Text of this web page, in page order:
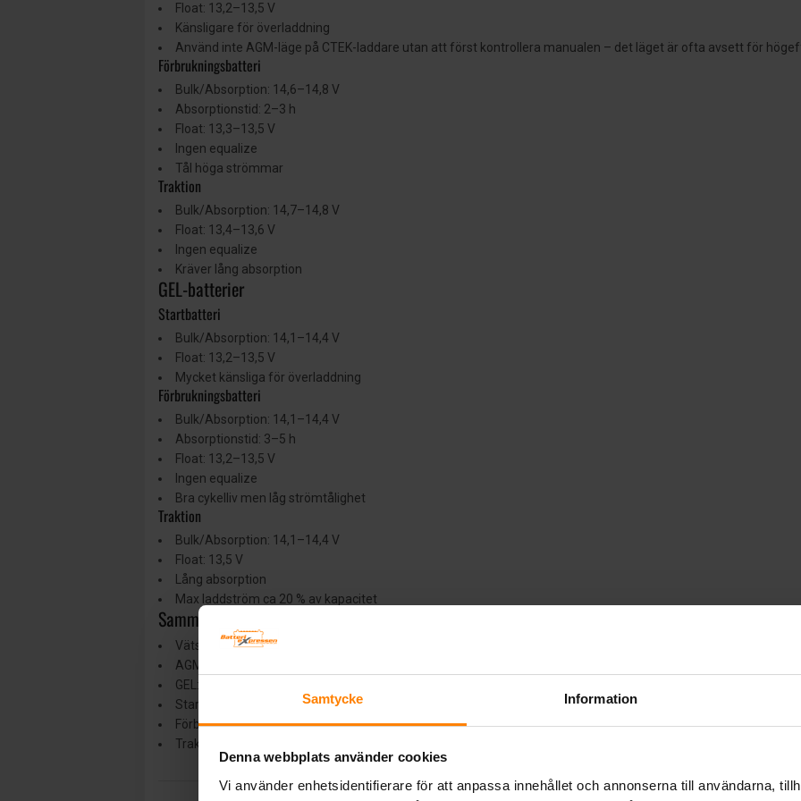
Samtycke Information
Denna webbplats använder cookies
Vi använder enhetsidentifierare för att anpassa innehållet och annonserna till användarna,
Float: 13,2–13,5 V
Känsligare för överladdning
Använd inte AGM-läge på CTEK-laddare utan att först kontrollera manualen – det läget är ofta avsett för
Förbrukningsbatteri
Bulk/Absorption: 14,6–14,8 V
Absorptionstid: 2–3 h
Float: 13,3–13,5 V
Ingen equalize
Tål höga strömmar
Traktion
Bulk/Absorption: 14,7–14,8 V
Float: 13,4–13,6 V
Ingen equalize
Kräver lång absorption
GEL-batterier
Startbatteri
Bulk/Absorption: 14,1–14,4 V
Float: 13,2–13,5 V
Mycket känsliga för överladdning
Förbrukningsbatteri
Bulk/Absorption: 14,1–14,4 V
Absorptionstid: 3–5 h
Float: 13,2–13,5 V
Ingen equalize
Bra cykelliv men låg strömtålighet
Traktion
Bulk/Absorption: 14,1–14,4 V
Float: 13,5 V
Lång absorption
Max laddström ca 20 % av kapacitet
Sammanfattning bly
Vätskefyllda: robusta, tål equalize, men kräver underhåll
AGM: underhållsfria, tål höga strömmar, känsliga för överladdning
GEL: mycket bra cykelliv, känsligast mot felaktig laddning, vill ha snäll och långsam laddning
Startbatterier ska hållas fulladdade
Förbrukningsbatterier ska inte djupurladdas
Traktionsbatterier kräver längre laddning och ibland equalize